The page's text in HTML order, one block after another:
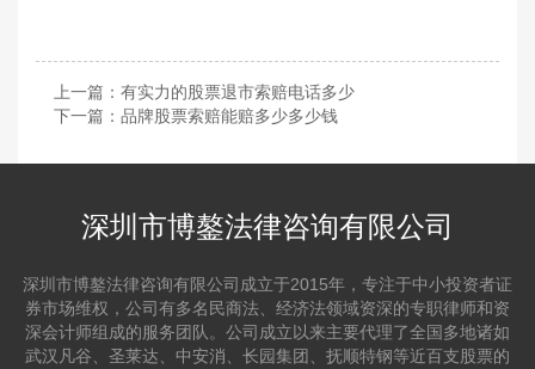
上一篇： 有实力的股票退市索赔电话多少
下一篇： 品牌股票索赔能赔多少多少钱
深圳市博鏊法律咨询有限公司
深圳市博鏊法律咨询有限公司成立于2015年，专注于中小投资者证
券市场维权，公司有多名民商法、经济法领域资深的专职律师和资
深会计师组成的服务团队。公司成立以来主要代理了全国多地诸如
武汉凡谷、圣莱达、中安消、长园集团、抚顺特钢等近百支股票的